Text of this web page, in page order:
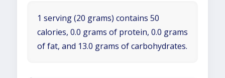
1 serving (20 grams) contains 50
calories, 0.0 grams of protein, 0.0 grams
of fat, and 13.0 grams of carbohydrates.